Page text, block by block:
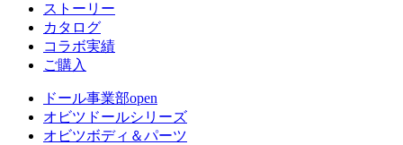
ストーリー
カタログ
コラボ実績
ご購入
ドール事業部open
オビツドールシリーズ
オビツボディ＆パーツ